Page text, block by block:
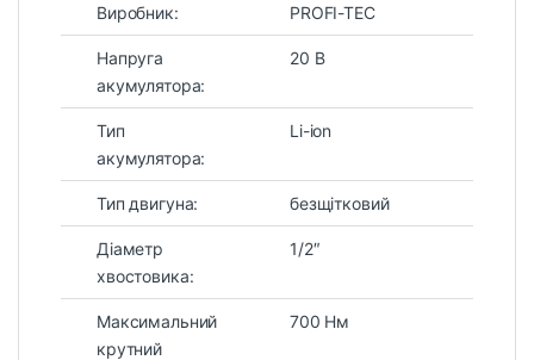
Виробник: PROFI-TEC
Напруга
акумулятора:
20 В
Тип
акумулятора:
Li-ion
Тип двигуна: безщітковий
Діаметр
хвостовика:
1/2″
Максимальний
крутний
700 Нм